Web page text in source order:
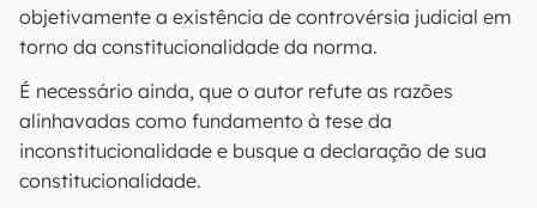
objetivamente a existência de controvérsia judicial em
torno da constitucionalidade da norma.
É necessário ainda, que o autor refute as razões
alinhavadas como fundamento à tese da
inconstitucionalidade e busque a declaração de sua
constitucionalidade.